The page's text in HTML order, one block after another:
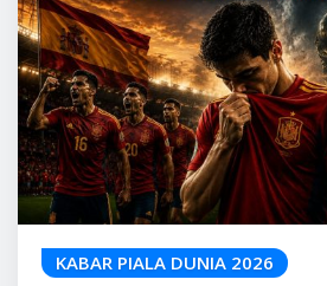
KABAR PIALA DUNIA 2026